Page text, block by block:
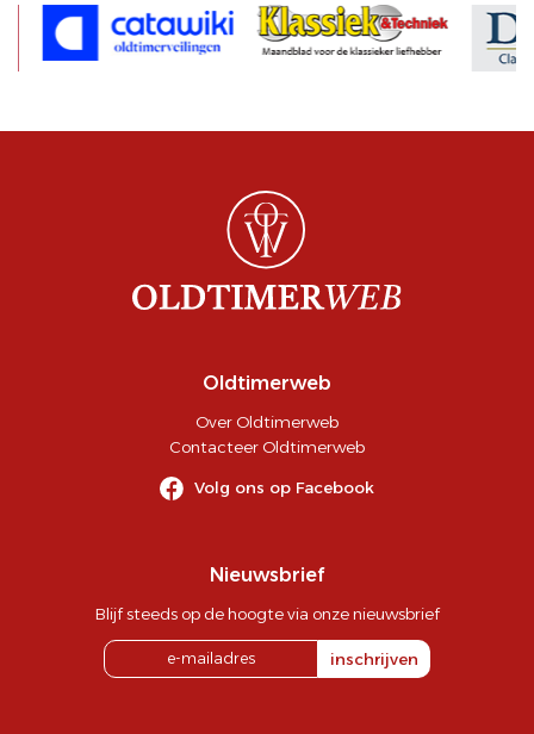
Oldtimerweb
Over Oldtimerweb
Contacteer Oldtimerweb
Volg ons op Facebook
Nieuwsbrief
Blijf steeds op de hoogte via onze nieuwsbrief
inschrijven